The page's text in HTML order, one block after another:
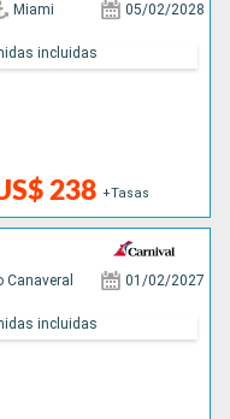
Miami 05/02/2028
238 +Tasas
incluidas
Canaveral 01/02/2027
incluidas